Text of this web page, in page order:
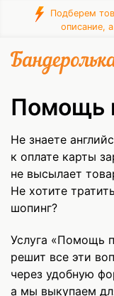
Подберем
описание,
Помощь
Не знаете
к оплате карты
не высылает
Не хотите
шопинг?
Услуга «Помощь
решит все эти
через удобную
а мы выкупаем